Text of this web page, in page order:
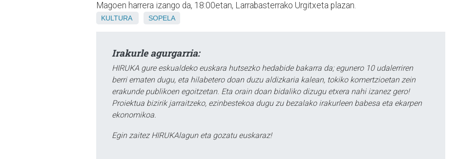
Magoen harrera izango da, 18:00etan, Larrabasterrako Urgitxeta plazan.
KULTURA SOPELA
Irakurle agurgarria:
HIRUKA gure eskualdeko euskara hutsezko hedabide bakarra da; egunero 10 udalerriren
berri ematen dugu, eta hilabetero doan duzu aldizkaria kalean, tokiko komertzioetan zein
erakunde publikoen egoitzetan. Eta orain doan bidaliko dizugu etxera nahi izanez gero!
Proiektua bizirik jarraitzeko, ezinbestekoa dugu zu bezalako irakurleen babesa eta ekarpen
ekonomikoa.
Egin zaitez HIRUKAlagun eta gozatu euskaraz!